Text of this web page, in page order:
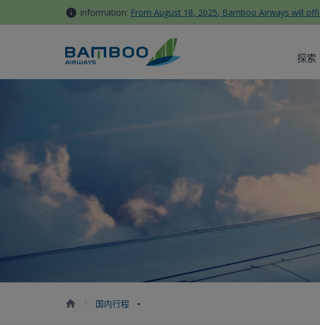
Information: From August 18, 2025, Bamboo Airways will
探索
国内行程 - Bamboo Airways
国内行程